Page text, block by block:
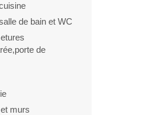
de bain et WC
de
murs